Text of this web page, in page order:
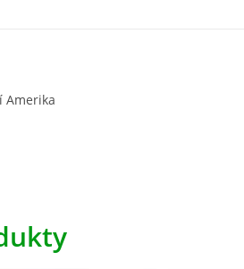
Amerika